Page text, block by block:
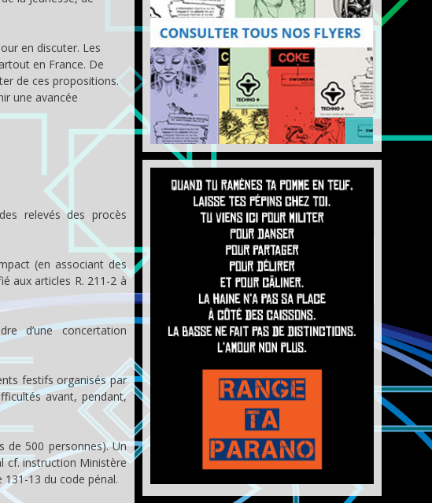
en discuter. Les
en France. De
de ces propositions.
une avancée
relevés des procès
(en associant des
aux articles R. 211-2 à
d’une concertation
festifs organisés par
avant, pendant,
de 500 personnes). Un
cf. instruction Ministère
131-13 du code pénal.